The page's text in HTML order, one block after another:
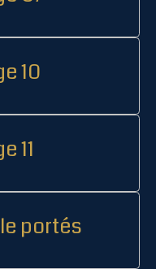
10
11
portés